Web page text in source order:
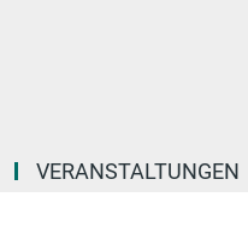
VERANSTALTUNGEN